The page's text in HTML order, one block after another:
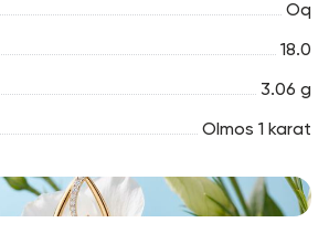
Oq
18.0
3.06 g
Olmos 1 karat